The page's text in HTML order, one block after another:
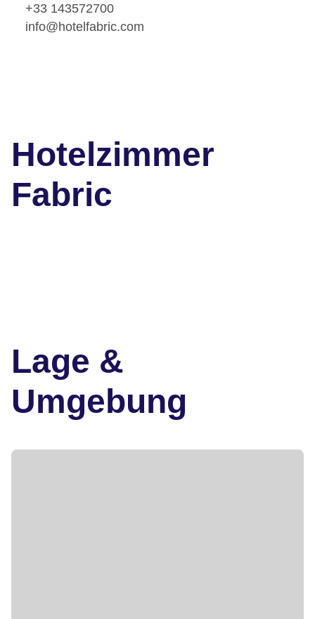
+33 143572700
info@hotelfabric.com
Hotelzimmer
Fabric
Lage &
Umgebung